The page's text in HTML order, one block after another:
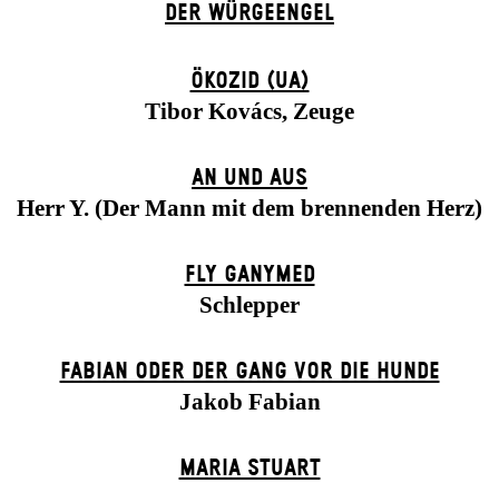
DER WÜR­GE­ENG­EL
ÖKOZID (UA)
Tibor Kovács, Zeuge
AN UND AUS
Herr Y. (Der Mann mit dem brennenden Herz)
FLY GANYMED
Schlepper
FABIAN ODER DER GANG VOR DIE HUNDE
Jakob Fabian
MARIA STUART